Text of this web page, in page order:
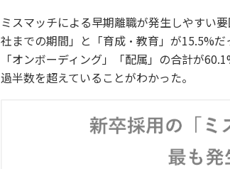
ミスマッチによる早期離職が発生しやすい
社までの期間」と「育成・教育」が15.5%
「オンボーディング」「配属」の合計が
過半数を超えていることがわかった。